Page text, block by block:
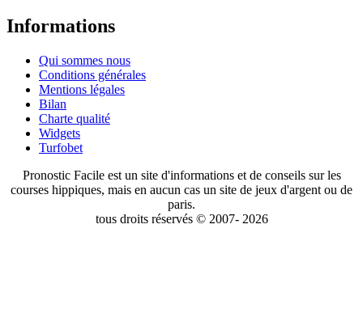
Informations
Qui sommes nous
Conditions générales
Mentions légales
Bilan
Charte qualité
Widgets
Turfobet
Pronostic Facile est un site d'informations et de conseils sur les
courses hippiques, mais en aucun cas un site de jeux d'argent ou de
paris.
tous droits réservés © 2007- 2026